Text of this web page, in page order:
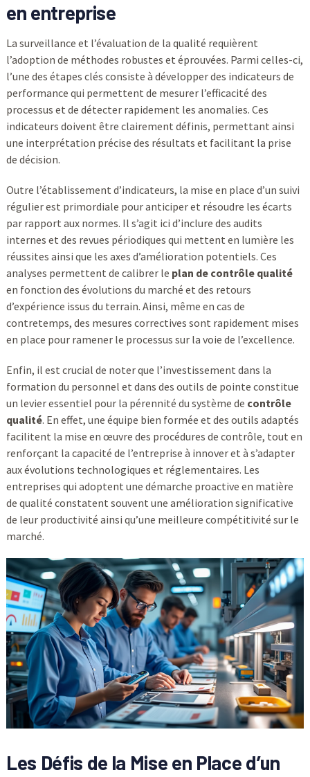
en entreprise
La surveillance et l’évaluation de la qualité requièrent
l’adoption de méthodes robustes et éprouvées. Parmi celles-ci,
l’une des étapes clés consiste à développer des indicateurs de
performance qui permettent de mesurer l’efficacité des
processus et de détecter rapidement les anomalies. Ces
indicateurs doivent être clairement définis, permettant ainsi
une interprétation précise des résultats et facilitant la prise
de décision.
Outre l’établissement d’indicateurs, la mise en place d’un suivi
régulier est primordiale pour anticiper et résoudre les écarts
par rapport aux normes. Il s’agit ici d’inclure des audits
internes et des revues périodiques qui mettent en lumière les
réussites ainsi que les axes d’amélioration potentiels. Ces
analyses permettent de calibrer le plan de contrôle qualité
en fonction des évolutions du marché et des retours
d’expérience issus du terrain. Ainsi, même en cas de
contretemps, des mesures correctives sont rapidement mises
en place pour ramener le processus sur la voie de l’excellence.
Enfin, il est crucial de noter que l’investissement dans la
formation du personnel et dans des outils de pointe constitue
un levier essentiel pour la pérennité du système de contrôle
qualité. En effet, une équipe bien formée et des outils adaptés
facilitent la mise en œuvre des procédures de contrôle, tout en
renforçant la capacité de l’entreprise à innover et à s’adapter
aux évolutions technologiques et réglementaires. Les
entreprises qui adoptent une démarche proactive en matière
de qualité constatent souvent une amélioration significative
de leur productivité ainsi qu’une meilleure compétitivité sur le
marché.
Les Défis de la Mise en Place d’un